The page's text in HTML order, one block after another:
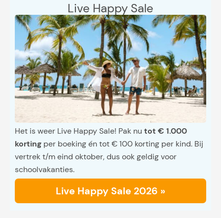
Live Happy Sale
Het is weer Live Happy Sale! Pak nu tot € 1.000
korting per boeking én tot € 100 korting per kind. Bij
vertrek t/m eind oktober, dus ook geldig voor
schoolvakanties.
Live Happy Sale 2026 »